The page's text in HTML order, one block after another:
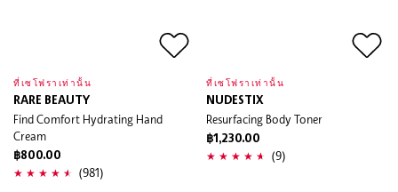
ที่เซโฟราเท่านั้น
RARE BEAUTY
Find Comfort Hydrating Hand
Cream
฿800.00
(981)
ที่เซโฟราเท่านั้น
NUDESTIX
Resurfacing Body Toner
฿1,230.00
(9)